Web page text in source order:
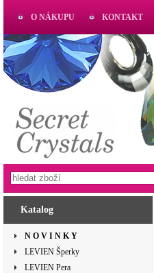
Katalog
N O V I N K Y
LEVIEN Šperky
LEVIEN Pera
O NÁKUPU KONTAKT
www.aktual-